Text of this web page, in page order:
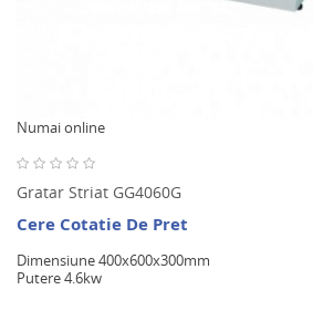
Numai online
Gratar Striat GG4060G
Cere Cotatie De Pret
Dimensiune 400x600x300mm
Putere 4.6kw